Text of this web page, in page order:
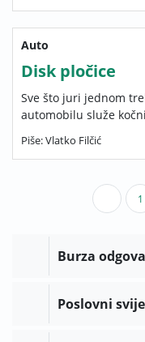
Auto
Disk pločice
Sve što juri jednom
automobilu služe
Piše: Vlatko Filčić
1
Burza
Poslovni